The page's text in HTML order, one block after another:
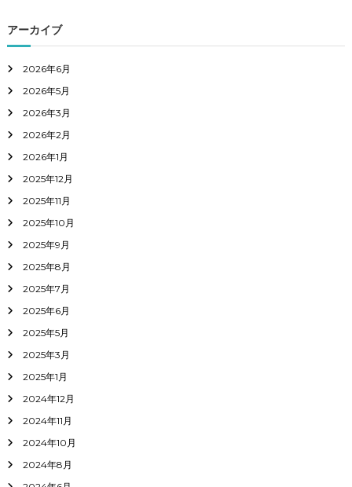
アーカイブ
2026年6月
2026年5月
2026年3月
2026年2月
2026年1月
2025年12月
2025年11月
2025年10月
2025年9月
2025年8月
2025年7月
2025年6月
2025年5月
2025年3月
2025年1月
2024年12月
2024年11月
2024年10月
2024年8月